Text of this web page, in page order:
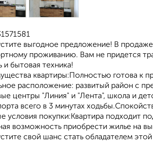
выгодное предложение! В
проживанию. Вам не придется
и бытовая техника!
квартиры:Полностью готова к
расположение: развитый район с
центры "Линия" и "Лента", школа и
всего в 3 минутах
условия покупки:Квартира подходит
возможность приобрести жилье на
свой шанс стать обладателем